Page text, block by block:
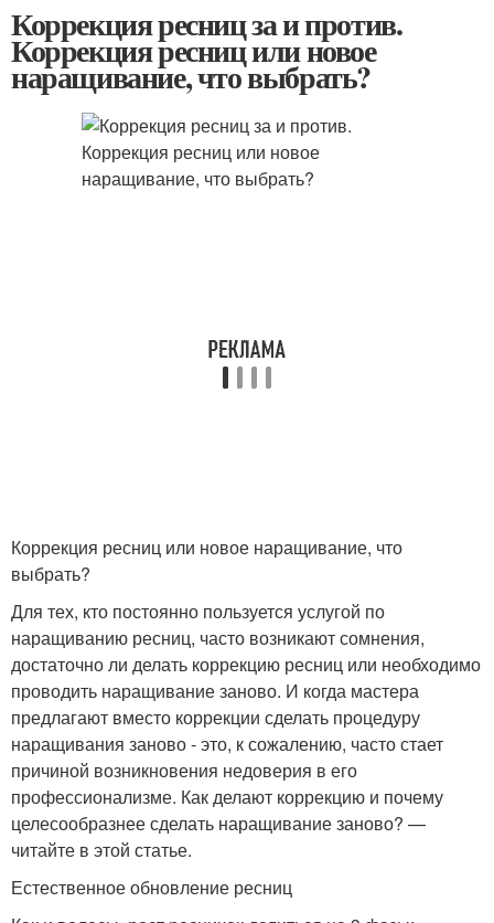
Коррекция ресниц за и против.
Коррекция ресниц или новое
наращивание, что выбрать?
Коррекция ресниц или новое наращивание, что
выбрать?
Для тех, кто постоянно пользуется услугой по
наращиванию ресниц, часто возникают сомнения,
достаточно ли делать коррекцию ресниц или необходимо
проводить наращивание заново. И когда мастера
предлагают вместо коррекции сделать процедуру
наращивания заново ­- это, к сожалению, часто стает
причиной возникновения недоверия в его
профессионализме. Как делают коррекцию и почему
целесообразнее сделать наращивание заново? ­—
читайте в этой статье.
Естественное обновление ресниц